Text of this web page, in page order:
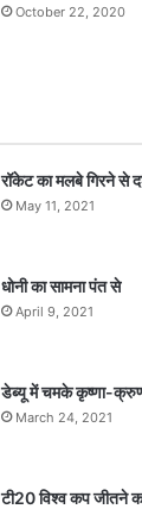
October 22, 2020
रॉकेट का मलबे गिरने से
May 11, 2021
धोनी का सामना पंत से
April 9, 2021
डेब्यू में चमके कृष्णा-
March 24, 2021
टी20 विश्व कप जीतने